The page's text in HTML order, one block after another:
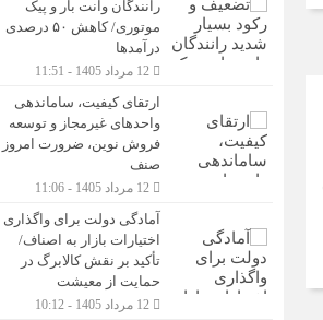
رانندگان وانت بار و پیک
موتوری/ کاهش ۵۰ درصدی
درآمدها
ارتقای کیفیت، ساماندهی
واحدهای غیرمجاز و توسعه
فروش نوین، ضرورت امروز
صنف
آمادگی دولت برای واگذاری
اختیارات بازار به اصناف/
تأکید بر نقش کالابرگ در
حمایت از معیشت